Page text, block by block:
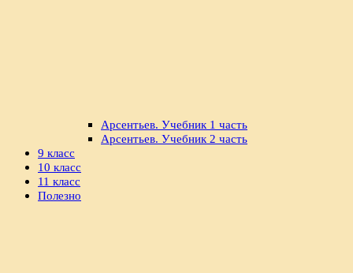
Арсентьев. Учебник 1 часть
Арсентьев. Учебник 2 часть
9 класс
10 класс
11 класс
Полезно